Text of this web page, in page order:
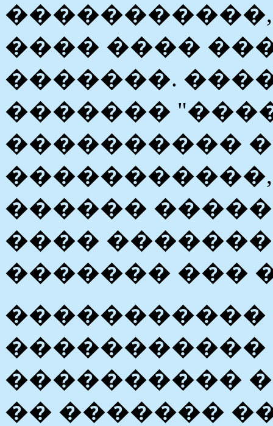
���� ����
�������.
�������
����������
������
����
������� ���
�����������
�����������
����������
�� �������